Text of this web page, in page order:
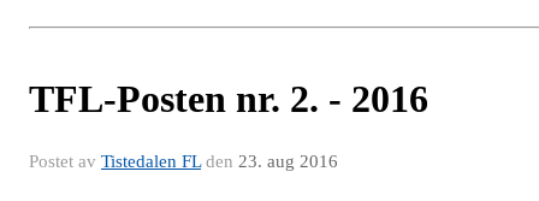
TFL-Posten nr. 2. - 2016
Postet av Tistedalen FLden 23. aug 2016